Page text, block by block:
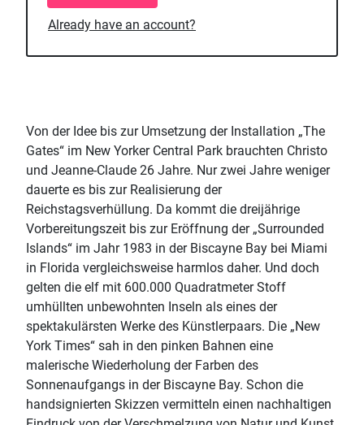
Already have an account?
Von der Idee bis zur Umsetzung der Installation „The
Gates“ im New Yorker Central Park brauchten Christo
und Jeanne-Claude 26 Jahre. Nur zwei Jahre weniger
dauerte es bis zur Realisierung der
Reichstagsverhüllung. Da kommt die dreijährige
Vorbereitungszeit bis zur Eröffnung der „Surrounded
Islands“ im Jahr 1983 in der Biscayne Bay bei Miami
in Florida vergleichsweise harmlos daher. Und doch
gelten die elf mit 600.000 Quadratmeter Stoff
umhüllten unbewohnten Inseln als eines der
spektakulärsten Werke des Künstlerpaars. Die „New
York Times“ sah in den pinken Bahnen eine
malerische Wiederholung der Farben des
Sonnenaufgangs in der Biscayne Bay. Schon die
handsignierten Skizzen vermitteln einen nachhaltigen